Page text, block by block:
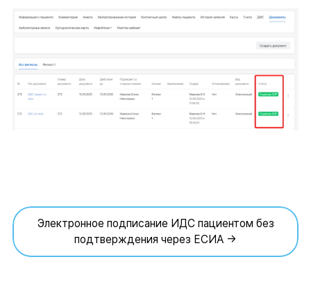
Электронное подписание ИДС пациентом без
подтверждения через ЕСИА →